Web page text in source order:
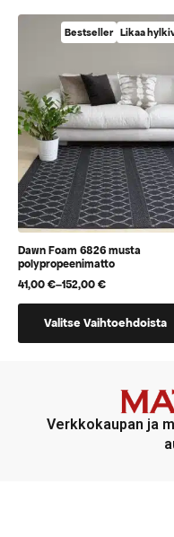
useampi
muunnelma.
tehdä
valinnat
tuotteen
sivulla.
Bestseller Likaa
Dawn Foam 6826 musta
polypropeenimatto
41,00€–152,00€
Hintaluokka:
41,00 €
152,00 €
Valitse Vaihtoehdoista
tuotteella
Verkkokaupan ja